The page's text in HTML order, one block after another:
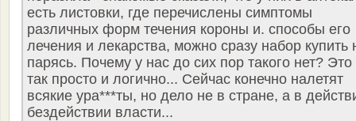
есть листовки, где перечислены симптомы
различных форм течения короны и. способы его
лечения и лекарства, можно сразу набор купить
парясь. Почему у нас до сих пор такого нет?
так просто и логично... Сейчас конечно налетят
всякие ура***ты, но дело не в стране, а в
бездействии власти...